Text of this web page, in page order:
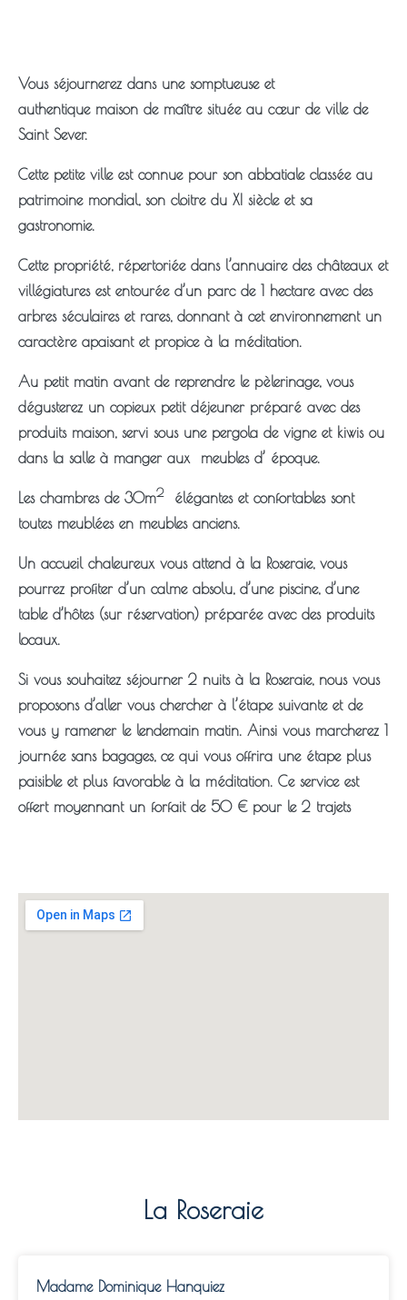
Vous séjournerez dans une somptueuse et
authentique maison de maître située au cœur de ville de
Saint Sever.
Cette petite ville est connue pour son abbatiale classée au
patrimoine mondial, son cloitre du XI siècle et sa
gastronomie.
Cette propriété, répertoriée dans l’annuaire des châteaux et
villégiatures est entourée d’un parc de 1 hectare avec des
arbres séculaires et rares, donnant à cet environnement un
caractère apaisant et propice à la méditation.
Au petit matin avant de reprendre le pèlerinage, vous
dégusterez un copieux petit déjeuner préparé avec des
produits maison, servi sous une pergola de vigne et kiwis ou
dans la salle à manger aux
meubles d’ époque.
Les chambres de 30m2
élégantes et confortables sont
toutes meublées en meubles anciens.
Un accueil chaleureux vous attend à la Roseraie, vous
pourrez profiter d’un calme absolu, d’une piscine, d’une
table d’hôtes (sur réservation) préparée avec des produits
locaux.
Si vous souhaitez séjourner 2 nuits à la Roseraie, nous vous
proposons d’aller vous chercher à l’étape suivante et de
vous y ramener le lendemain matin. Ainsi vous marcherez 1
journée sans bagages, ce qui vous offrira une étape plus
paisible et plus favorable à la méditation. Ce service est
offert moyennant un forfait de 50 € pour le 2 trajets
La Roseraie
Madame Dominique Hanquiez